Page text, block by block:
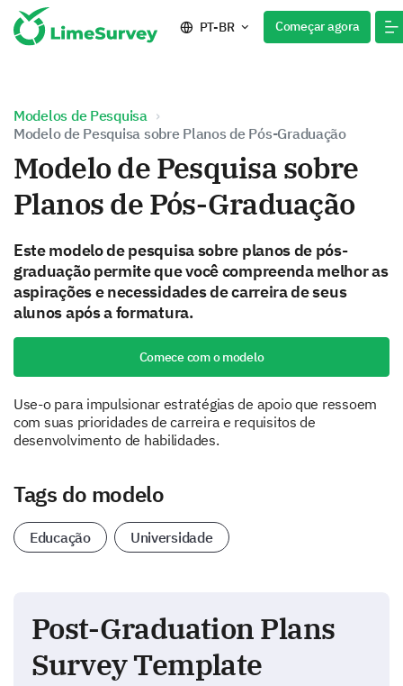
PT-BR Começar agora
Modelos de Pesquisa
Modelo de Pesquisa sobre Planos de Pós-Graduação
Modelo de Pesquisa sobre
Planos de Pós-Graduação
Este modelo de pesquisa sobre planos de pós-
graduação permite que você compreenda melhor as
aspirações e necessidades de carreira de seus
alunos após a formatura.
Comece com o modelo
Use-o para impulsionar estratégias de apoio que ressoem
com suas prioridades de carreira e requisitos de
desenvolvimento de habilidades.
Tags do modelo
Educação Universidade
Post-Graduation Plans
Survey Template